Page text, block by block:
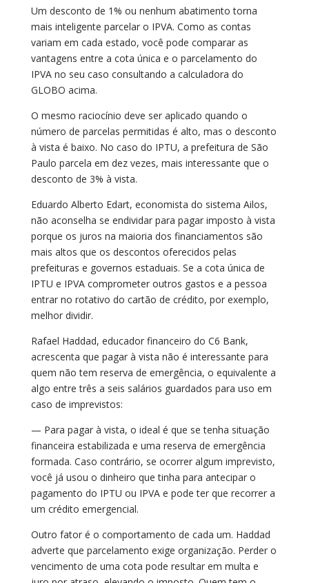
Um desconto de 1% ou nenhum abatimento torna
mais inteligente parcelar o IPVA. Como as contas
variam em cada estado, você pode comparar as
vantagens entre a cota única e o parcelamento do
IPVA no seu caso consultando a calculadora do
GLOBO acima.
O mesmo raciocínio deve ser aplicado quando o
número de parcelas permitidas é alto, mas o desconto
à vista é baixo. No caso do IPTU, a prefeitura de São
Paulo parcela em dez vezes, mais interessante que o
desconto de 3% à vista.
Eduardo Alberto Edart, economista do sistema Ailos,
não aconselha se endividar para pagar imposto à vista
porque os juros na maioria dos financiamentos são
mais altos que os descontos oferecidos pelas
prefeituras e governos estaduais. Se a cota única de
IPTU e IPVA comprometer outros gastos e a pessoa
entrar no rotativo do cartão de crédito, por exemplo,
melhor dividir.
Rafael Haddad, educador financeiro do C6 Bank,
acrescenta que pagar à vista não é interessante para
quem não tem reserva de emergência, o equivalente a
algo entre três a seis salários guardados para uso em
caso de imprevistos:
— Para pagar à vista, o ideal é que se tenha situação
financeira estabilizada e uma reserva de emergência
formada. Caso contrário, se ocorrer algum imprevisto,
você já usou o dinheiro que tinha para antecipar o
pagamento do IPTU ou IPVA e pode ter que recorrer a
um crédito emergencial.
Outro fator é o comportamento de cada um. Haddad
adverte que parcelamento exige organização. Perder o
vencimento de uma cota pode resultar em multa e